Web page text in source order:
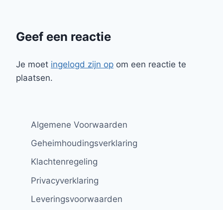
Geef een reactie
Je moet ingelogd zijn op om een reactie te
plaatsen.
Algemene Voorwaarden
Geheimhoudingsverklaring
Klachtenregeling
Privacyverklaring
Leveringsvoorwaarden